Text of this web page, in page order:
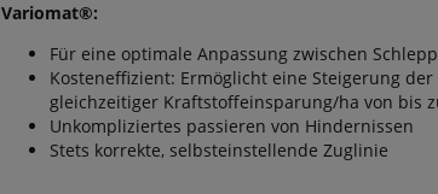
Variomat®:
Für eine optimale Anpassung zwischen
Kosteneffizient: Ermöglicht eine Steigerung
gleichzeitiger Kraftstoffeinsparung/ha von bis
Unkompliziertes passieren von Hindernissen
Stets korrekte, selbsteinstellende Zuglinie